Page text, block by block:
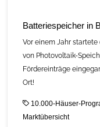
Batteriespeicher in
Vor einem Jahr
von Photovoltaik-
Fördereinträge
Ort!
10.000-Häuser-
Marktübersicht